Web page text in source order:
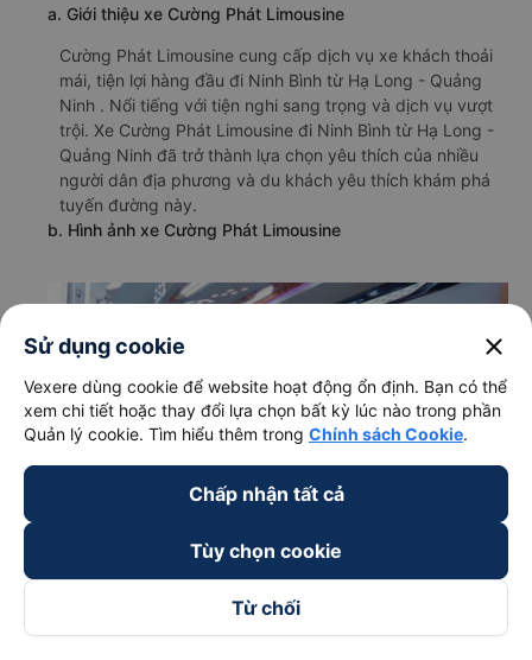
a. Giới thiệu xe Cường Phát Limousine
Cường Phát Limousine cung cấp dịch vụ xe khách thoải
mái, tiện lợi hàng đầu đi Ninh Bình từ Hạ Long - Quảng
Ninh . Nổi tiếng với tiện nghi sang trọng và dịch vụ vượt
trội. Xe Cường Phát Limousine đi Ninh Bình từ Hạ Long -
Quảng Ninh đã trở thành lựa chọn yêu thích của nhiều
người dân địa phương và du khách yêu thích khám phá
tuyến đường này.
b. Hình ảnh xe Cường Phát Limousine
Sử dụng cookie close
Vexere dùng cookie để website hoạt động ổn định. Bạn có thể
xem chi tiết hoặc thay đổi lựa chọn bất kỳ lúc nào trong phần
Quản lý cookie. Tìm hiểu thêm trong Chính sách Cookie.
Chấp nhận tất cả
Tùy chọn cookie
Từ chối